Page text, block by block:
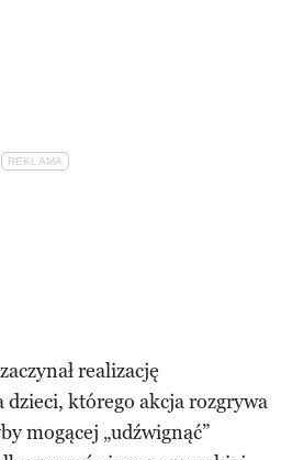
realizację
którego akcja rozgrywa
mogącej „udźwignąć”